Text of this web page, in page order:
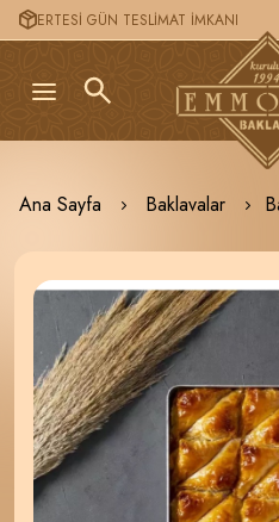
ERTESİ GÜN TESLİMAT İMKANI
Ana Sayfa Baklavalar